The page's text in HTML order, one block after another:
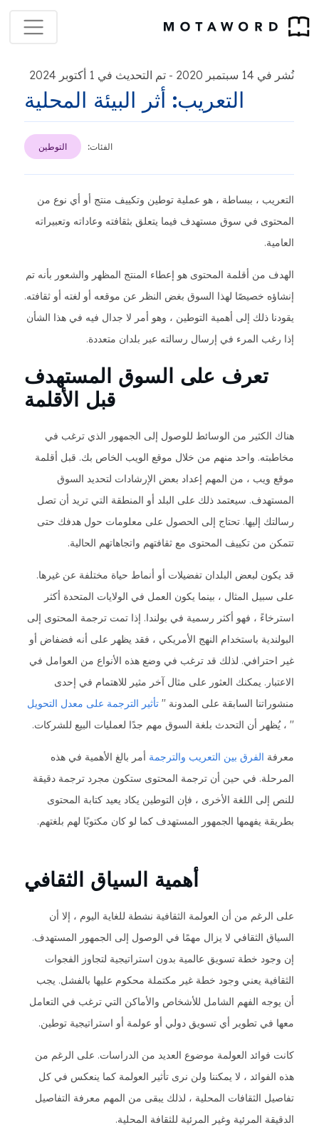
نُشر في 14 سبتمبر 2020 - تم التحديث في 1 أكتوبر 2024
التعريب: أثر البيئة المحلية
الفئات: التوطين
التعريب ، ببساطة ، هو عملية توطين وتكييف منتج أو أي نوع من
المحتوى في سوق مستهدف فيما يتعلق بثقافته وعاداته وتعبيراته
العامية.
الهدف من أقلمة المحتوى هو إعطاء المنتج المظهر والشعور بأنه تم
إنشاؤه خصيصًا لهذا السوق بغض النظر عن موقعه أو لغته أو ثقافته.
يقودنا ذلك إلى أهمية التوطين ، وهو أمر لا جدال فيه في هذا الشأن
إذا رغب المرء في إرسال رسالته عبر بلدان متعددة.
تعرف على السوق المستهدف
قبل الأقلمة
هناك الكثير من الوسائط للوصول إلى الجمهور الذي ترغب في
مخاطبته. واحد منهم من خلال موقع الويب الخاص بك. قبل أقلمة
موقع ويب ، من المهم إعداد بعض الإرشادات لتحديد السوق
المستهدف. سيعتمد ذلك على البلد أو المنطقة التي تريد أن تصل
رسالتك إليها. تحتاج إلى الحصول على معلومات حول هدفك حتى
تتمكن من تكييف المحتوى مع ثقافتهم واتجاهاتهم الحالية.
قد يكون لبعض البلدان تفضيلات أو أنماط حياة مختلفة عن غيرها.
على سبيل المثال ، بينما يكون العمل في الولايات المتحدة أكثر
استرخاءً ، فهو أكثر رسمية في بولندا. إذا تمت ترجمة المحتوى إلى
البولندية باستخدام النهج الأمريكي ، فقد يظهر على أنه فضفاض أو
غير احترافي. لذلك قد ترغب في وضع هذه الأنواع من العوامل في
الاعتبار. يمكنك العثور على مثال آخر مثير للاهتمام في إحدى
منشوراتنا السابقة على المدونة ''تأثير الترجمة على معدل التحويل
'' ، يُظهر أن التحدث بلغة السوق مهم جدًا لعمليات البيع للشركات.
معرفة الفرق بين التعريب والترجمة أمر بالغ الأهمية في هذه
المرحلة. في حين أن ترجمة المحتوى ستكون مجرد ترجمة دقيقة
للنص إلى اللغة الأخرى ، فإن التوطين يكاد يعيد كتابة المحتوى
بطريقة يفهمها الجمهور المستهدف كما لو كان مكتوبًا لهم بلغتهم.
أهمية السياق الثقافي
على الرغم من أن العولمة الثقافية نشطة للغاية اليوم ، إلا أن
السياق الثقافي لا يزال مهمًا في الوصول إلى الجمهور المستهدف.
إن وجود خطة تسويق عالمية بدون استراتيجية لتجاوز الفجوات
الثقافية يعني وجود خطة غير مكتملة محكوم عليها بالفشل. يجب
أن يوجه الفهم الشامل للأشخاص والأماكن التي ترغب في التعامل
معها في تطوير أي تسويق دولي أو عولمة أو استراتيجية توطين.
كانت فوائد العولمة موضوع العديد من الدراسات. على الرغم من
هذه الفوائد ، لا يمكننا ولن نرى تأثير العولمة كما ينعكس في كل
تفاصيل الثقافات المحلية ، لذلك يبقى من المهم معرفة التفاصيل
الدقيقة المرئية وغير المرئية للثقافة المحلية.